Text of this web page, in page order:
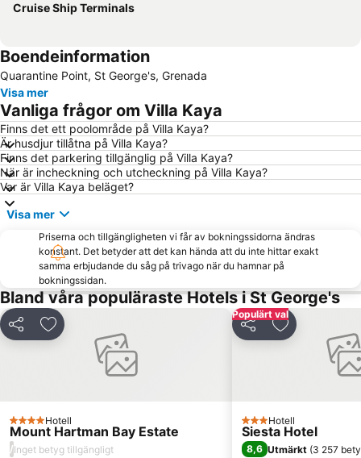
Cruise Ship Terminals
Boendeinformation
Quarantine Point, St George's, Grenada
Visa mer
Vanliga frågor om Villa Kaya
Finns det ett poolområde på Villa Kaya?
Är husdjur tillåtna på Villa Kaya?
Finns det parkering tillgänglig på Villa Kaya?
När är incheckning och utcheckning på Villa Kaya?
Var är Villa Kaya beläget?
Visa mer
Priserna och tillgängligheten vi får av bokningssidorna ändras
konstant. Det betyder att det kan hända att du inte hittar exakt
samma erbjudande du såg på trivago när du hamnar på
bokningssidan.
Bland våra populäraste Hotels i St George's
Dela Lägg till i Mina Favoriter
4 Stjärnor
Hotell
Mount Hartman Bay Estate
/Inget betyg tillgängligt
Populärt val
Dela Lägg till i
3 Stjärnor
Hotell
Siesta Hotel
8,6 Utmärkt (3 257